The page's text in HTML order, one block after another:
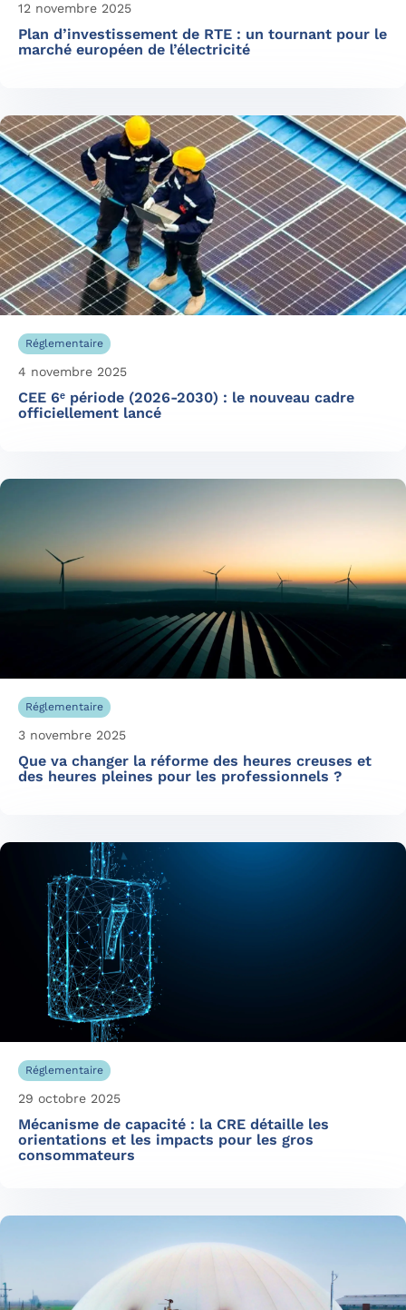
12 novembre 2025
Plan d’investissement de RTE : un tournant pour le
marché européen de l’électricité
Réglementaire
4 novembre 2025
CEE 6ᵉ période (2026-2030) : le nouveau cadre
officiellement lancé
Réglementaire
3 novembre 2025
Que va changer la réforme des heures creuses et
des heures pleines pour les professionnels ?
Réglementaire
29 octobre 2025
Mécanisme de capacité : la CRE détaille les
orientations et les impacts pour les gros
consommateurs